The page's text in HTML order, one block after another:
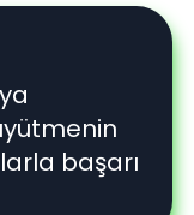
başarı